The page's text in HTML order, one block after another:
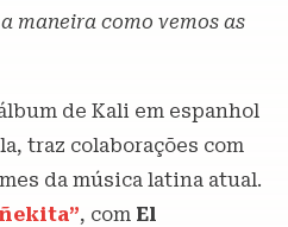
maneira como vemos as
de Kali em espanhol
traz colaborações com
da música latina atual.
, com El